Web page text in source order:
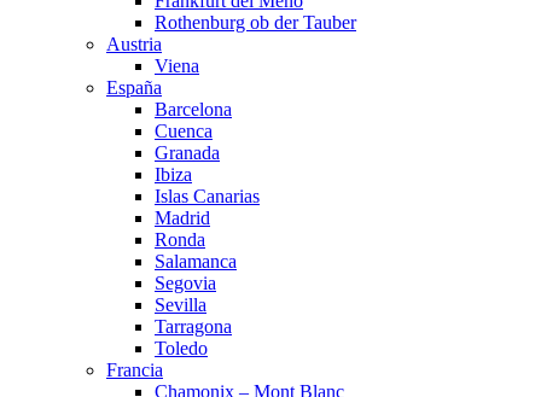
Rothenburg ob der Tauber
Austria
Viena
España
Barcelona
Cuenca
Granada
Ibiza
Islas Canarias
Madrid
Ronda
Salamanca
Segovia
Sevilla
Tarragona
Toledo
Francia
Chamonix – Mont Blanc